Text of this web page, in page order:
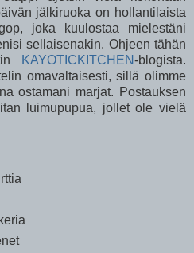
jälkiruoka on hollantilaista
joka kuulostaa mielestäni
sellaisenakin. Ohjeen tähän
KAYOTICKITCHEN-blogista.
omavaltaisesti, sillä olimme
ostamani marjat. Postauksen
luimupupua, jollet ole vielä